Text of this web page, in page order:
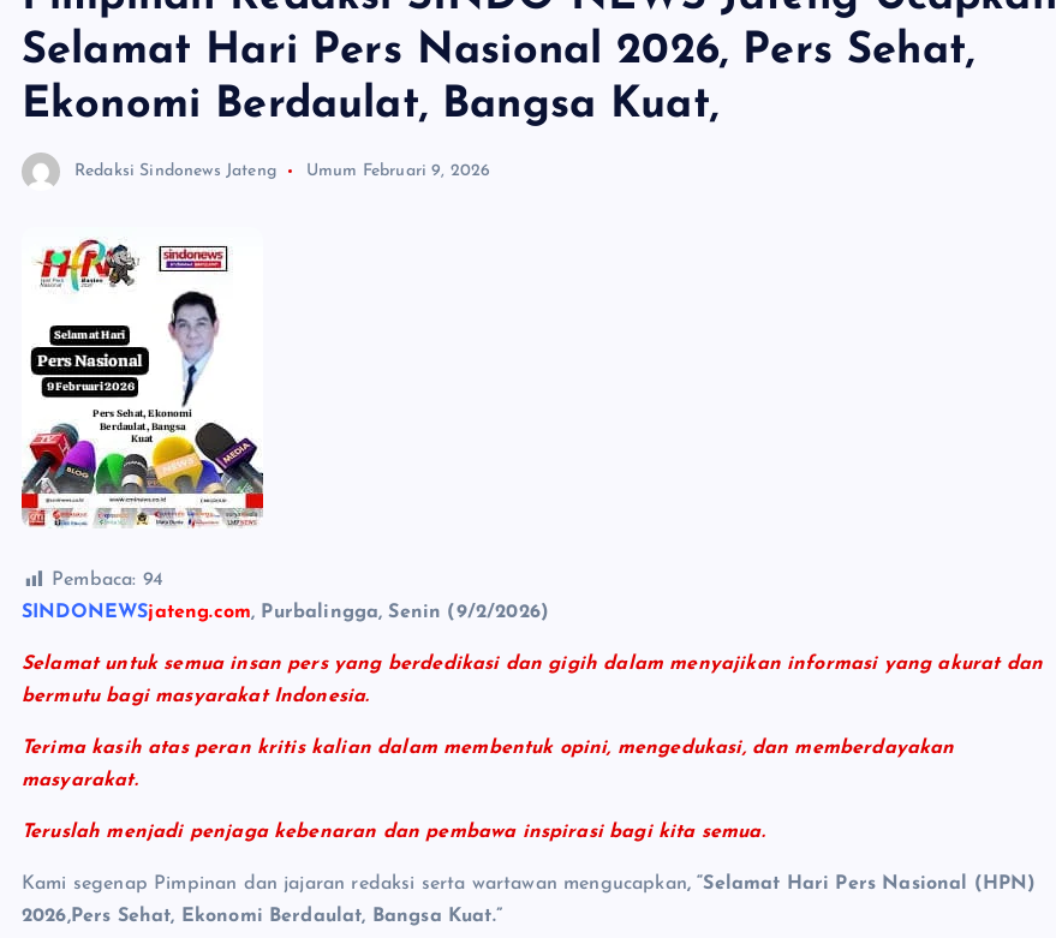
Selamat Hari Pers Nasional 2026, Pers Sehat,
Ekonomi Berdaulat, Bangsa Kuat,
Redaksi Sindonews Jateng Umum Februari 9, 2026
Pembaca: 94
SINDONEWSjateng.com, Purbalingga, Senin (9/2/2026)
Selamat untuk semua insan pers yang berdedikasi dan gigih dalam menyajikan informasi yang akurat dan
bermutu bagi masyarakat Indonesia.
Terima kasih atas peran kritis kalian dalam membentuk opini, mengedukasi, dan memberdayakan
masyarakat.
Teruslah menjadi penjaga kebenaran dan pembawa inspirasi bagi kita semua.
Kami segenap Pimpinan dan jajaran redaksi serta wartawan mengucapkan, “Selamat Hari Pers Nasional (HPN)
2026,Pers Sehat, Ekonomi Berdaulat, Bangsa Kuat.”